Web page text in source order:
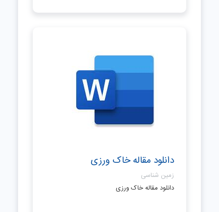
دانلود مقاله خاک ورزی
زمین شناسی
دانلود مقاله خاک ورزی